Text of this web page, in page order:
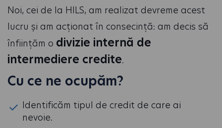
Noi, cei de la HILS, am realizat devreme acest
lucru și am acționat în consecință: am decis să
înființăm o divizie internă de
intermediere credite.
Cu ce ne ocupăm?
Identificăm tipul de credit de care ai
nevoie.